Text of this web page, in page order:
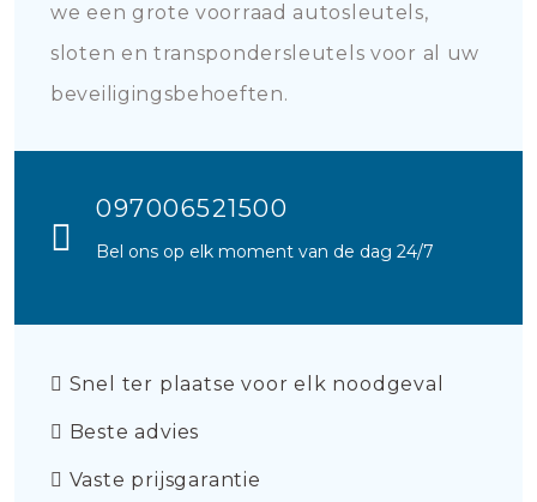
we een grote voorraad autosleutels,
sloten en transpondersleutels voor al uw
beveiligingsbehoeften.
097006521500
Bel ons op elk moment van de dag 24/7
Snel ter plaatse voor elk noodgeval
Beste advies
Vaste prijsgarantie